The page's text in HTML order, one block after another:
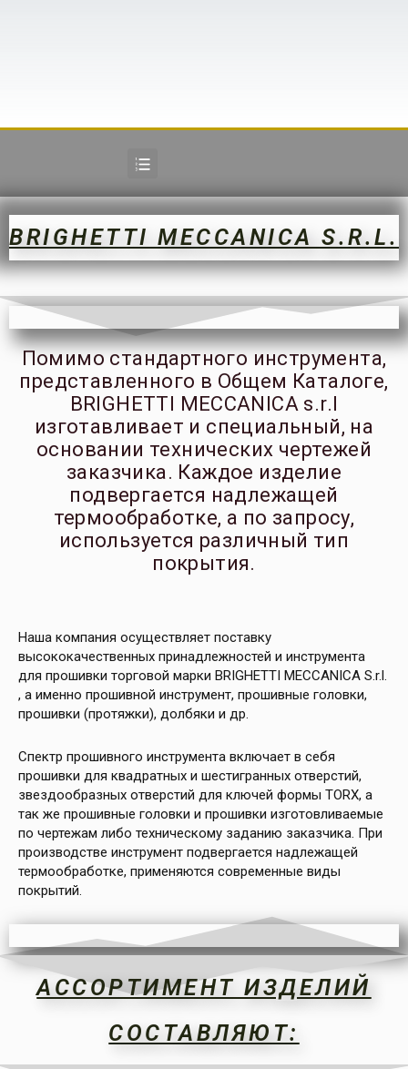
BRIGHETTI MECCANICA S.R.L.
Помимо стандартного инструмента,
представленного в Общем Каталоге,
BRIGHETTI MECCANICA s.r.l
изготавливает и специальный, на
основании технических чертежей
заказчика. Каждое изделие
подвергается надлежащей
термообработке, а по запросу,
используется различный тип
покрытия.
Наша компания осуществляет поставку
высококачественных принадлежностей и инструмента
для прошивки торговой марки BRIGHETTI MECCANICA S.r.l.
, а именно прошивной инструмент, прошивные головки,
прошивки (протяжки), долбяки и др.
Спектр прошивного инструмента включает в себя
прошивки для квадратных и шестигранных отверстий,
звездообразных отверстий для ключей формы TORX, а
так же прошивные головки и прошивки изготовливаемые
по чертежам либо техническому заданию заказчика. При
производстве инструмент подвергается надлежащей
термообработке, применяются современные виды
покрытий.
АССОРТИМЕНТ ИЗДЕЛИЙ
СОСТАВЛЯЮТ: